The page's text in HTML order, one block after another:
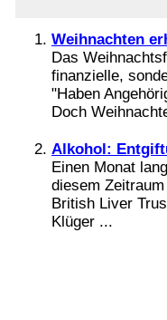
Weihnachten
Das
finanzielle,
"Haben
Doch
Alkohol:
Einen Monat
diesem
British Liver
Klüger ...